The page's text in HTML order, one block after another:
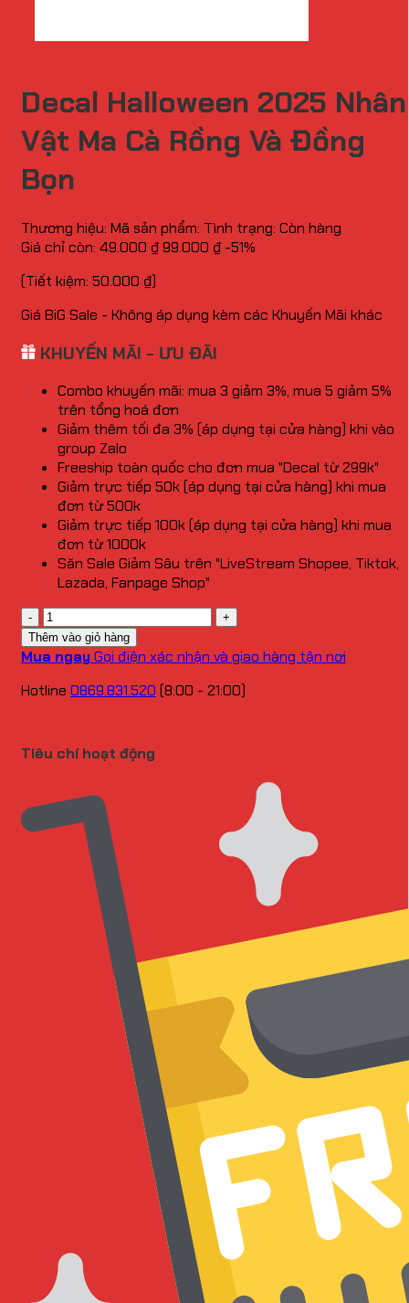
Decal Halloween 2025 Nhân
Vật Ma Cà Rồng Và Đồng
Bọn
Thương hiệu: Mã sản phẩm: Tình trạng: Còn hàng
Giá chỉ còn: 49.000 ₫99.000 ₫ -51%
(Tiết kiệm: 50.000 ₫)
Giá BiG Sale - Không áp dụng kèm các Khuyến Mãi khác
KHUYẾN MÃI - ƯU ĐÃI
Combo khuyến mãi: mua 3 giảm 3%, mua 5 giảm 5%
trên tổng hoá đơn
Giảm thêm tối đa 3% (áp dụng tại cửa hàng) khi vào
group Zalo
Freeship toàn quốc cho đơn mua "Decal từ 299k"
Giảm trực tiếp 50k (áp dụng tại cửa hàng) khi mua
đơn từ 500k
Giảm trực tiếp 100k (áp dụng tại cửa hàng) khi mua
đơn từ 1000k
Săn Sale Giảm Sâu trên "LiveStream Shopee, Tiktok,
Lazada, Fanpage Shop"
Số
lượng
Thêm vào giỏ hàng
Mua ngayGọi điện xác nhận và giao hàng tận nơi
Hotline 0869.831.520 (8:00 - 21:00)
Tiêu chí hoạt động